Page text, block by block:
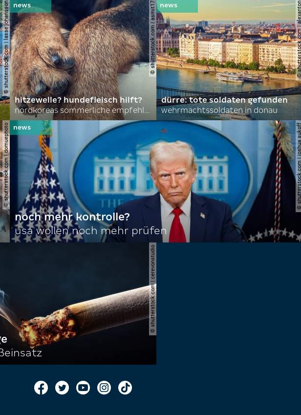
© shutterstock.com | lasse johansson © shutterstock.com | asmit17
hitzewelle? hundefleisch hilft?
nordkoreas sommerliche empfehlungen
©
dürre: tote soldaten gefunden
wehrmachtssoldaten in donau
© shutterstock.com | domuephoto ©
noch mehr kontrolle?
usa wollen noch mehr prüfen
© shutterstock.com | cerevonstudio